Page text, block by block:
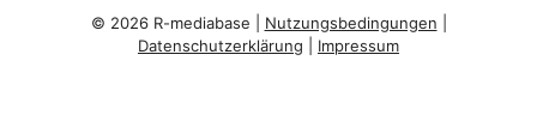
© 2026 R-mediabase | Nutzungsbedingungen
Datenschutzerklärung
Impressum